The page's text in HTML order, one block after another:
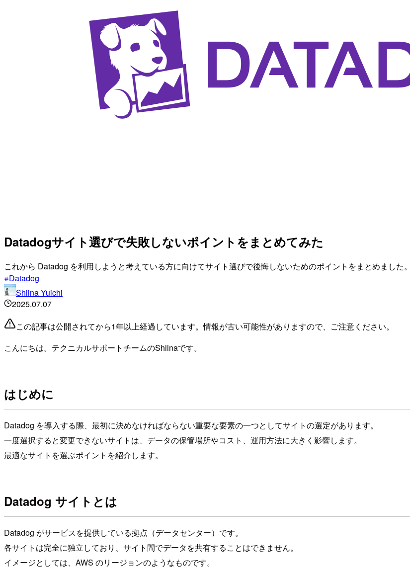
Datadogサイト選びで失敗しないポイントをまとめてみた
これから Datadog を利用しようと考えている方に向けてサイト選びで後悔しないためのポイントをまとめました。
Datadog
Shiina Yuichi
2025.07.07
この記事は公開されてから1年以上経過しています。情報が古い可能性がありますので、ご注意ください。
こんにちは。テクニカルサポートチームのShiinaです。
はじめに
Datadog を導入する際、最初に決めなければならない重要な要素の一つとしてサイトの選定があります。
一度選択すると変更できないサイトは、データの保管場所やコスト、運用方法に大きく影響します。
最適なサイトを選ぶポイントを紹介します。
Datadog サイトとは
Datadog がサービスを提供している拠点（データセンター）です。
各サイトは完全に独立しており、サイト間でデータを共有することはできません。
イメージとしては、AWS のリージョンのようなものです。